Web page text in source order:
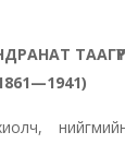
ТААГҮР